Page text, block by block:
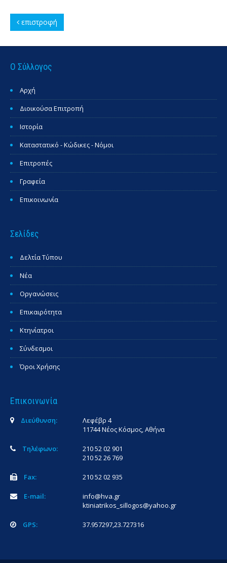
επιστροφή
Ο Σύλλογος
Αρχή
Διοικούσα Επιτροπή
Ιστορία
Καταστατικό - Κώδικες - Νόμοι
Επιτροπές
Γραφεία
Επικοινωνία
Σελίδες
Δελτία Τύπου
Νέα
Οργανώσεις
Επικαιρότητα
Κτηνίατροι
Σύνδεσμοι
Όροι Χρήσης
Επικοινωνία
Διεύθυνση:
Λεφέβρ 4
11744 Νέος Κόσμος, Αθήνα
Τηλέφωνο:
210 52 02 901
210 52 26 769
Fax: 210 52 02 935
E-mail:
info@hva.gr
ktiniatrikos_sillogos@yahoo.gr
GPS: 37.957297,23.727316